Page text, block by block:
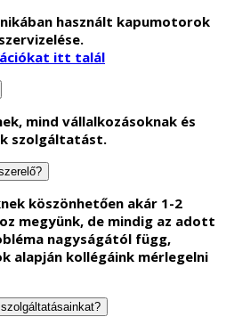
használt kapumotorok
itt talál
, mind vállalkozásoknak és
szolgáltatást.
köszönhetően akár 1-2
megyünk, de mindig az adott
nagyságától függ,
alapján kollégáink mérlegelni